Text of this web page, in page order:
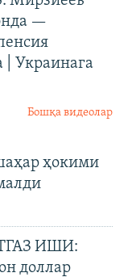
—
| Украинага
Бошқа видеолар
ҳокими
ИШИ:
доллар